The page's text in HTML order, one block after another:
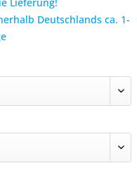
Deutschlands ca. 1-